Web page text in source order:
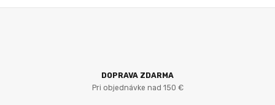
DOPRAVA ZDARMA
Pri objednávke nad 150 €